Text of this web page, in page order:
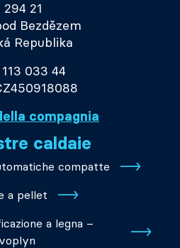
294 21
Bezdězem
Republika
113 033 44
compagnia
caldaie
compatte
a pellet
a legna –